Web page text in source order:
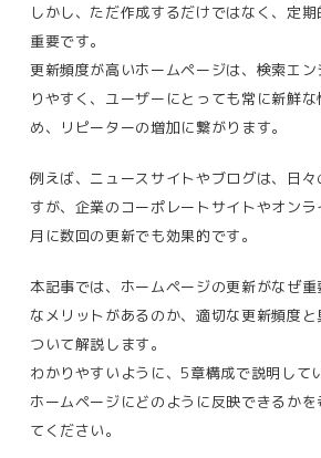
しかし、ただ作成するだけではなく、定
重要です。
更新頻度が高いホームページは、検索エ
りやすく、ユーザーにとっても常に新鮮
め、リピーターの増加に繋がります​。
例えば、ニュースサイトやブログは、日
すが、企業のコーポレートサイトやオンラ
月に数回の更新でも効果的です​。
本記事では、ホームページの更新がなぜ重
なメリットがあるのか、適切な更新頻度
ついて解説します。
わかりやすいように、5章構成で説明して
ホームページにどのように反映できるか
てください。